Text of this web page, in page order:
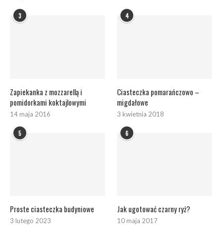
3
Zapiekanka z mozzarellą i
pomidorkami koktajlowymi
14 maja 2016
4
Ciasteczka pomarańczowo –
migdałowe
3 kwietnia 2018
5
Proste ciasteczka budyniowe
3 lutego 2023
6
Jak ugotować czarny ryż?
10 maja 2017